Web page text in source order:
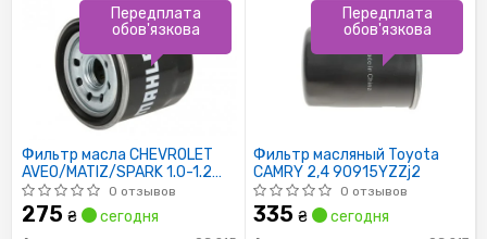
Фильтр масла CHEVROLET
AVEO/MATIZ/SPARK 1.0-1.2
03/05- /М1= 3/4"-16 UNF/
0 отзывов
275 ₴ сегодня
Передплата
обов'язкова
Фильтр масляный Toyota
CAMRY 2,4 90915YZZj2
0 отзывов
335 ₴ сегодня
Передплата
обов'язкова